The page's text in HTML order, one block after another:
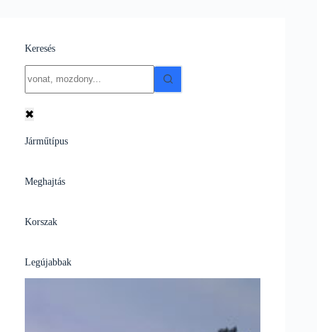
Keresés
results
✖
Járműtípus
Meghajtás
Korszak
Legújabbak